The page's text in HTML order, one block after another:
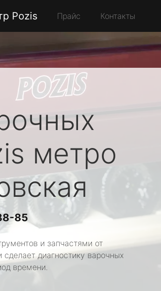
Pozis Прайс Контакты
метро
85
и запчастями от
диагностику варочных
времени.